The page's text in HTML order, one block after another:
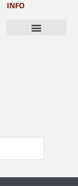
INFO